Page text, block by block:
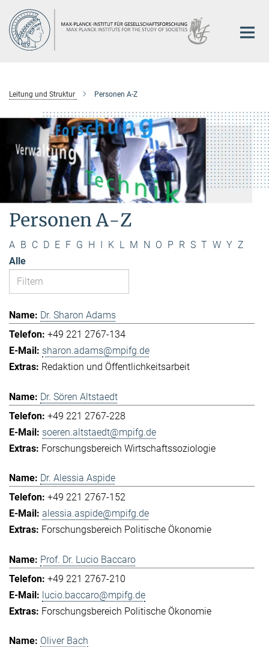
Hauptinhalt
Leitung und Struktur Personen A-Z
Personen A-Z
A B C D E F G H I K L M N O P R S T W Y Z
Alle
Dr. Sharon Adams
+49 221 2767-134
sharon.adams@mpifg.de
Redaktion und Öffentlichkeitsarbeit
Dr. Sören Altstaedt
+49 221 2767-228
soeren.altstaedt@mpifg.de
Forschungsbereich Wirtschaftssoziologie
Dr. Alessia Aspide
+49 221 2767-152
alessia.aspide@mpifg.de
Forschungsbereich Politische Ökonomie
Prof. Dr. Lucio Baccaro
+49 221 2767-210
lucio.baccaro@mpifg.de
Forschungsbereich Politische Ökonomie
Oliver Bach